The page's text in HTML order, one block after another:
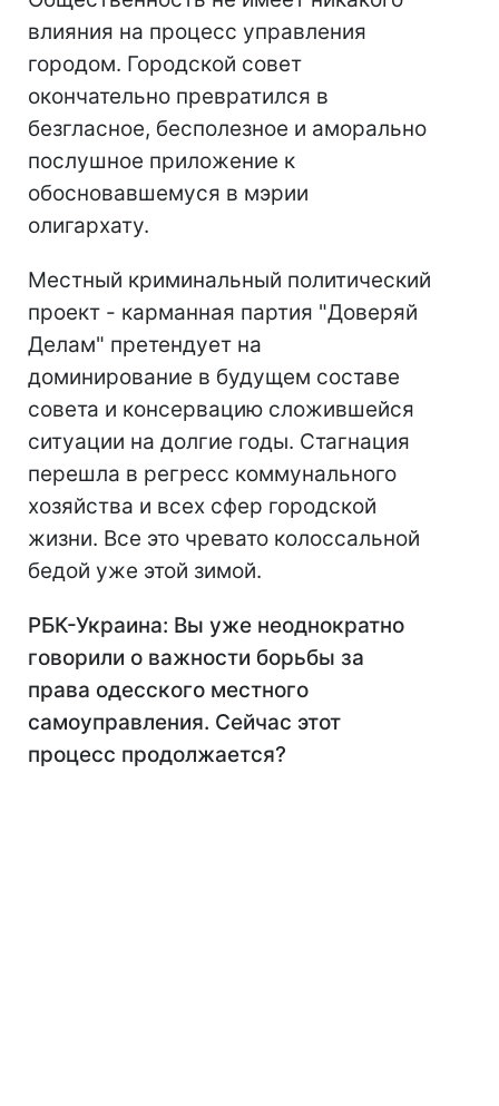
влияния на процесс управления
городом. Городской совет
окончательно превратился в
безгласное, бесполезное и аморально
послушное приложение к
обосновавшемуся в мэрии
олигархату.
Местный криминальный политический
проект - карманная партия "Доверяй
Делам" претендует на
доминирование в будущем составе
совета и консервацию сложившейся
ситуации на долгие годы. Стагнация
перешла в регресс коммунального
хозяйства и всех сфер городской
жизни. Все это чревато колоссальной
бедой уже этой зимой.
РБК-Украина: Вы уже неоднократно
говорили о важности борьбы за
права одесского местного
самоуправления. Сейчас этот
процесс продолжается?